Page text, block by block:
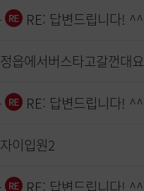
RE: 답변드립니다! ^^
정읍에서버스타고갈껀대요
RE: 답변드립니다! ^^
자이입원2
RE: 답변드립니다! ^^